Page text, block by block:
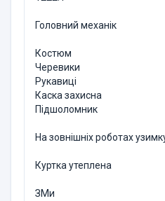
Головний механік
Костюм
Черевики
Рукавиці
Каска захисна
Підшоломник
На зовнішніх роботах
Куртка утеплена
ЗМи